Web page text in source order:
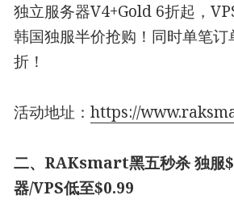
独立服务器V4+Gold 6折起，
韩国独服半价抢购！同时单笔
折！
活动地址：https://
二、RAKsmart黑五秒杀 独服
器/VPS低至$0.99